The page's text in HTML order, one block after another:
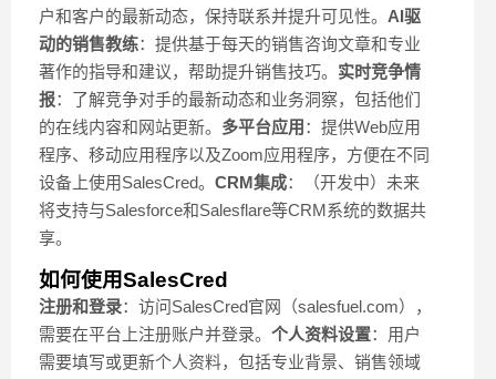
户和客户的最新动态，保持联系并提升可见性。 AI驱
动的销售教练：提供基于每天的销售咨询文章和专业
著作的指导和建议，帮助提升销售技巧。 实时竞争情
报：了解竞争对手的最新动态和业务洞察，包括他们
的在线内容和网站更新。 多平台应用 ：提供Web应用
程序、移动应用程序以及Zoom应用程序，方便在不同
设备上使用SalesCred。 CRM集成：（开发中）未来
将支持与Salesforce和Salesflare等CRM系统的数据共
享。
如何使用SalesCred
注册和登录：访问SalesCred官网（salesfuel.com），
需要在平台上注册账户并登录。 个人资料设置：用户
需要填写或更新个人资料，包括专业背景、销售领域